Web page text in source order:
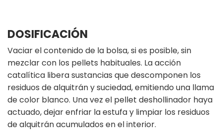
DOSIFICACIÓN
Vaciar el contenido de la bolsa, si es posible, sin
mezclar con los pellets habituales. La acción
catalítica libera sustancias que descomponen los
residuos de alquitrán y suciedad, emitiendo una llama
de color blanco. Una vez el pellet deshollinador haya
actuado, dejar enfriar la estufa y limpiar los residuos
de alquitrán acumulados en el interior.